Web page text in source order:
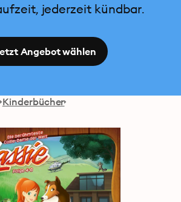
jederzeit kündbar.
Angebot wählen
Kinderbücher